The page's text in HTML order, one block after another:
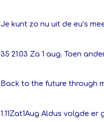
Je kunt zo nu uit de eu’s
35 21.03 Za 1 aug. Toen
Back to the future through
1.11Zat1Aug Aldus volgde er